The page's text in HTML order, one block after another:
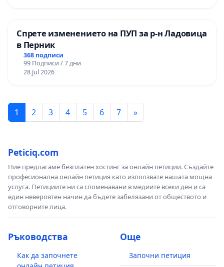
Спрете изменението на ПУП за р-н Ладовица
в Перник
368 подписи
99 Подписи / 7 дни
28 Jul 2026
1 2 3 4 5 6 7 »
Peticiq.com
Ние предлагаме безплатен хостинг за онлайн петиции. Създайте
професионална онлайн петиция като използвате нашата мощна
услуга. Петициите ни са споменавани в медиите всеки ден и са
един невероятен начин да бъдете забелязани от обществото и
отговорните лица.
Ръководства
Как да започнете
Още
Започни петиция